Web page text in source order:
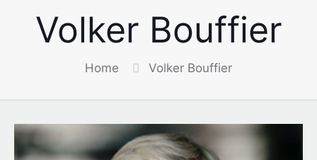
Volker Bouffier
Home Volker Bouffier